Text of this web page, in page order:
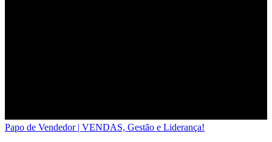
Papo de Vendedor | VENDAS, Gestão e Liderança!